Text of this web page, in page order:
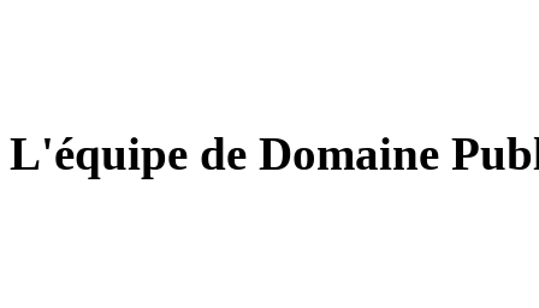
L'équipe de Domaine